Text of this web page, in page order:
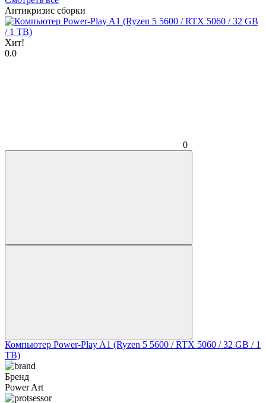
Антикризис сборки
Хит!
0.0
0
Компьютер Power-Play A1 (Ryzen 5 5600 / RTX 5060 / 32 GB / 1
TB)
Бренд
Power Art